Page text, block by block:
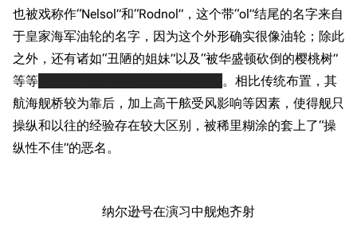
也被戏称作“Nelsol”和“Rodnol”，这个带“ol”结尾的名字来自
于皇家海军油轮的名字，因为这个外形确实很像油轮；除此
之外，还有诸如“丑陋的姐妹”以及“被华盛顿砍倒的樱桃树”
等等
。相比传统布置，其
航海舰桥较为靠后，加上高干舷受风影响等因素，使得舰只
操纵和以往的经验存在较大区别，被稀里糊涂的套上了“操
纵性不佳”的恶名。
纳尔逊号在演习中舰炮齐射